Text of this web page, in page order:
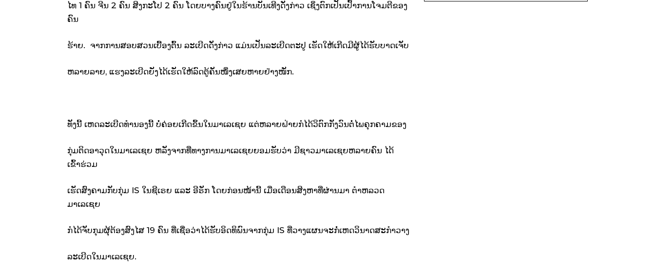
ໄທ 1 ຄົນ ຈີນ 2 ຄົນ ສິງກະໂປ 2 ຄົນ ໂດຍບາງຄົນຢູ່ໃນຮ້ານບັນເທີງດ່ັງກ່າວ ເຊິ່ງຕົກເປັນເປົ້າການໂຈມຕີຂອງ
ຄົນ
ຮ້າຍ. ຈາກການສອບສວນເບື້ອງຕົ້ນ ລະເບີດດັ່ງກ່າວ ແມ່ນເປັນລະເບີດຕະປູ ເຮັດໃຫ້ເກີດມີຜູ້ໄດ້ຮັບບາດເຈັບ
ຫລາຍລາຍ, ແຮງລະເບີດຍັງໄດ້ເຮັດໃຫ້ລົດຕູ້ຄັນໜຶ່ງເສຍຫາຍຢ່າງໜັກ.
ທັງນີ້ ເຫດລະເບີດທຳນອງນີ້ ບໍ່ຄ່ອຍເກີດຂຶ້ນໃນມາເລເຊຍ ແຕ່ຫລາຍຝ່າຍກໍໄດ້ວິຕົກກັງວົນຕໍ່ໄພຄຸກຄາມຂອງ
ກຸ່ມຕິດອາວຸດໃນມາເລເຊຍ ຫລັງຈາກທີ່ທາງການມາເລເຊຍຍອມຮັບວ່າ ມີຊາວມາເລເຊຍຫລາຍຄົນ ໄດ້
ເຂົ້າຮ່ວມ
ເຮັດສົງຄາມກັບກຸ່ມ IS ໃນຊີເຣຍ ແລະ ອີຣັກ ໂດຍກ່ອນໜ້ານີ້ ເມື່ອເດືອນສິງຫາທີ່ຜ່ານມາ ຕຳຫລວດ
ມາເລເຊຍ
ກໍໄດ້ຈັບກຸມຜຸ້ຕ້ອງສົງໄສ 19 ຄົນ ທີ່ເຊື່ອວ່າໄດ້ຮັບອິດທິພົນຈາກກຸ່ມ IS ທີ່ວາງແຜນຈະກໍ່ເຫດວິນາດສະກຳວາງ
ລະເບີດໃນມາເລເຊຍ.